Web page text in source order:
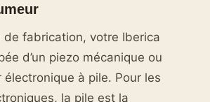
de fabrication, votre Iberica
d’un piezo mécanique ou
électronique à pile. Pour les
la pile est la